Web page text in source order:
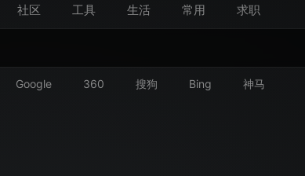
社区 工具 生活 常用 求职
Google 360 搜狗 Bing 神马